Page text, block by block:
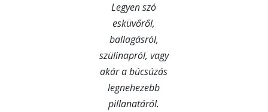
Legyen szó
esküvőről,
ballagásról,
szülinapról, vagy
akár a búcsúzás
legnehezebb
pillanatáról.